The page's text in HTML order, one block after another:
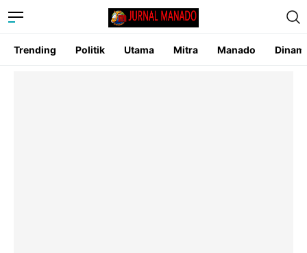
Trending Politik Utama Mitra Manado